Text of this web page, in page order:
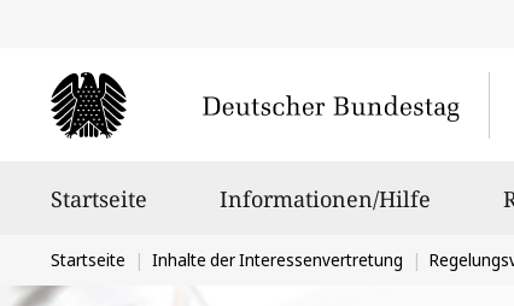
Startseite Informationen/Hilfe
Sie
Startseite Inhalte der Interessenvertretung